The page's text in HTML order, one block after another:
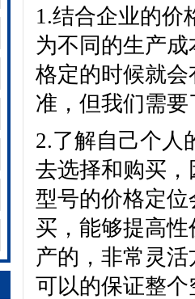
1.结合企业的价
为不同的生产
格定的时候就
准，但我们需
2.了解自己个人
去选择和购买
型号的价格定
买，能够提高
产的，非常灵
可以的保证整